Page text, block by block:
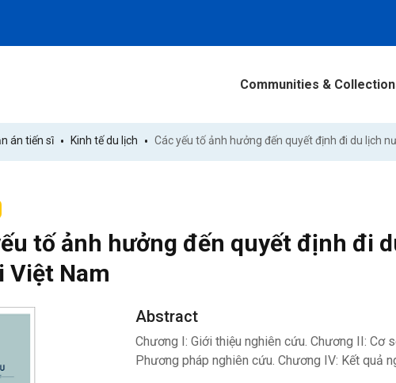
Communities &
án tiến sĩ Kinh tế du lịch
tố ảnh hưởng đến quyết định đi
Việt Nam
Abstract
Chương I: Giới thiệu nghiên cứu. Chương II: Cơ
Phương pháp nghiên cứu. Chương IV: Kết quả